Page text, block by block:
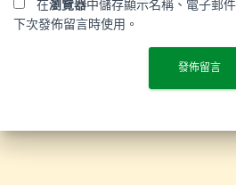
在瀏覽器中儲存顯示名稱、電子郵
下次發佈留言時使用。